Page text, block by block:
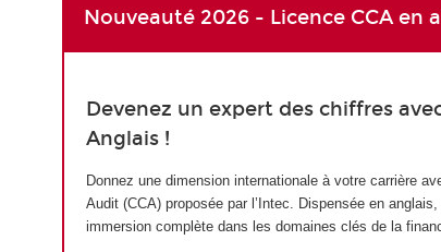
Nouveauté 2026 - Licence CCA en
Devenez un expert des chiffres
Anglais !
Donnez une dimension internationale à votre carrière
Audit (CCA) proposée par l’Intec. Dispensée en
immersion complète dans les domaines clés de la